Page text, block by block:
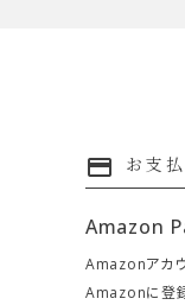
payment お支
Amazon
Amazonアカ
Amazonに登